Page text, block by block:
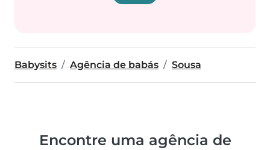
Babysits Agência de babás Sousa
Encontre uma agência de